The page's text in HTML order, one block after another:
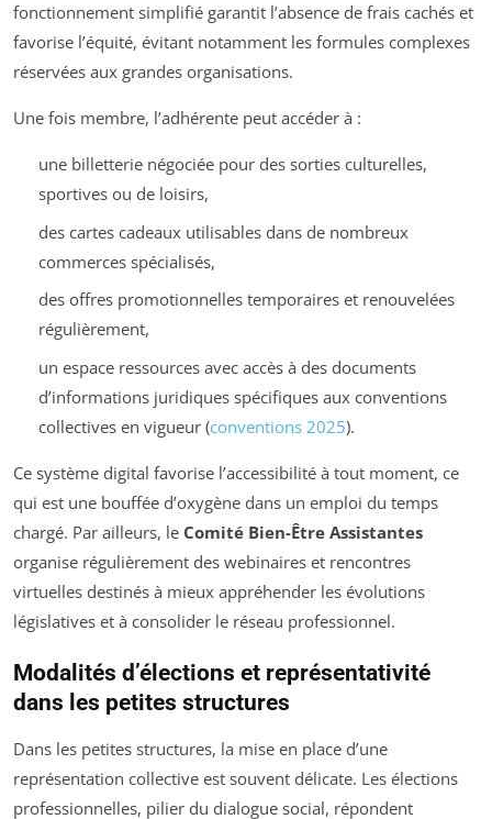
fonctionnement simplifié garantit l’absence de frais cachés et
favorise l’équité, évitant notamment les formules complexes
réservées aux grandes organisations.
Une fois membre, l’adhérente peut accéder à :
une billetterie négociée pour des sorties culturelles,
sportives ou de loisirs,
des cartes cadeaux utilisables dans de nombreux
commerces spécialisés,
des offres promotionnelles temporaires et renouvelées
régulièrement,
un espace ressources avec accès à des documents
d’informations juridiques spécifiques aux conventions
collectives en vigueur (conventions 2025).
Ce système digital favorise l’accessibilité à tout moment, ce
qui est une bouffée d’oxygène dans un emploi du temps
chargé. Par ailleurs, le Comité Bien-Être Assistantes
organise régulièrement des webinaires et rencontres
virtuelles destinés à mieux appréhender les évolutions
législatives et à consolider le réseau professionnel.
Modalités d’élections et représentativité
dans les petites structures
Dans les petites structures, la mise en place d’une
représentation collective est souvent délicate. Les élections
professionnelles, pilier du dialogue social, répondent